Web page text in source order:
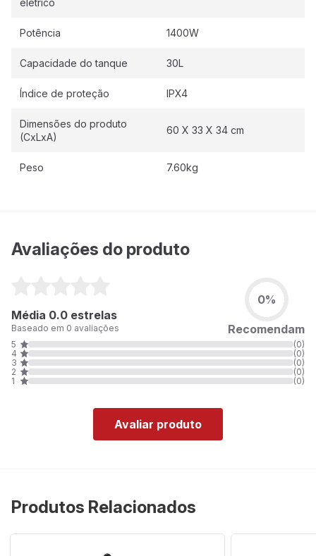
elétrico
Potência 1400W
Capacidade do tanque 30L
Índice de proteção IPX4
Dimensões do produto
(CxLxA)
60 X 33 X 34 cm
Peso 7.60kg
Avaliações do produto
Média 0.0 estrelas
Baseado em 0 avaliações
0%
Recomendam
5
(0)
4
(0)
3
(0)
2
(0)
1
(0)
Avaliar produto
Produtos Relacionados